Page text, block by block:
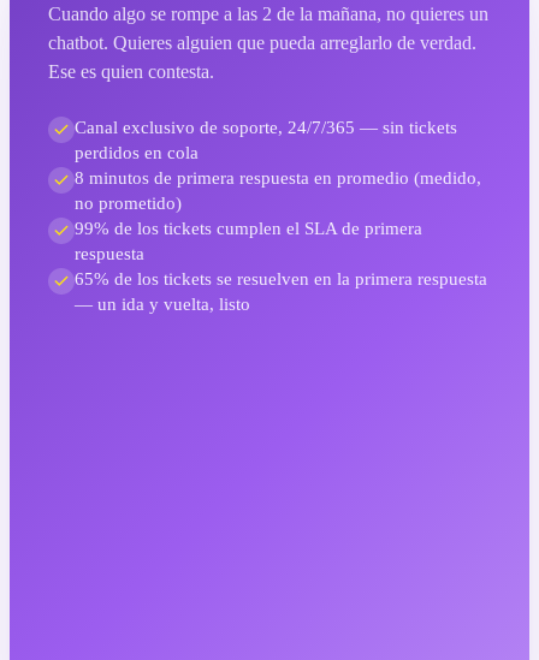
Cuando algo se rompe a las 2 de la mañana, no quieres un
chatbot. Quieres alguien que pueda arreglarlo de verdad.
Ese es quien contesta.
Canal exclusivo de soporte, 24/7/365 — sin tickets
perdidos en cola
8 minutos de primera respuesta en promedio (medido,
no prometido)
99% de los tickets cumplen el SLA de primera
respuesta
65% de los tickets se resuelven en la primera respuesta
— un ida y vuelta, listo